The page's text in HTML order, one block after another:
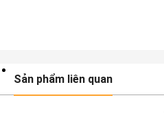
Sản phẩm liên quan